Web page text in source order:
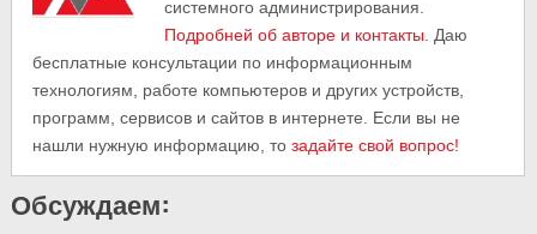
системного администрирования.
Подробней об авторе и контакты . Даю
бесплатные консультации по информационным
технологиям, работе компьютеров и других устройств,
программ, сервисов и сайтов в интернете. Если вы не
нашли нужную информацию, тозадайте свой вопрос!
Обсуждаем: